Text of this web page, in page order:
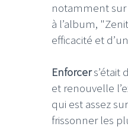
notamment sur
à l’album,
efficacité et
Enforcers’était
et renouvelle
qui est assez
frissonner les